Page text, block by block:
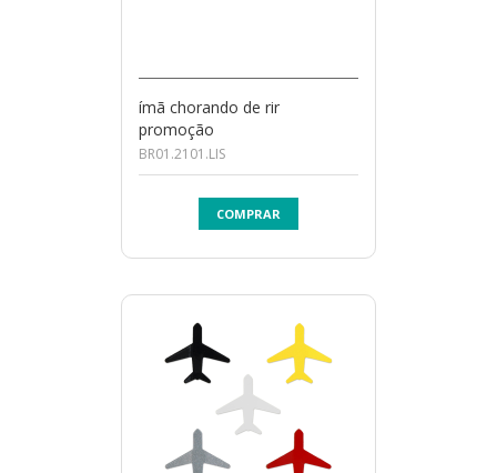
ímã chorando de rir
promoção
BR01.2101.LIS
COMPRAR